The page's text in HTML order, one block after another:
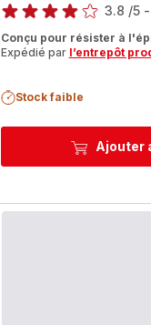
Ajouter
3.8 /5 -
Conçu pour résister à
Expédié par l’entrepôt
Stock faible